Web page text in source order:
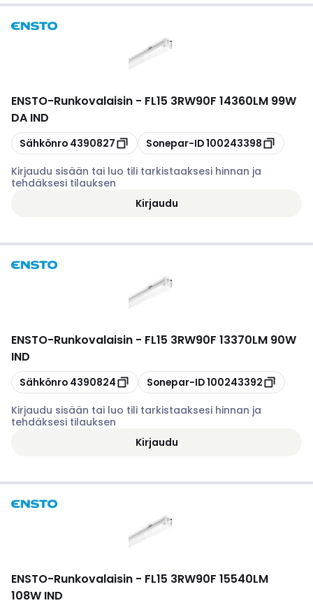
ENSTO-Runkovalaisin - FL15 3RW90F 14360LM 99W
DA IND
Kopioi
Sähkönro 4390827 Kopioi
Sonepar-ID100243398
Kirjaudu sisään tai luo tili tarkistaaksesi hinnan ja
tehdäksesi tilauksen
Kirjaudu
ENSTO-Runkovalaisin - FL15 3RW90F 13370LM 90W
IND
Kopioi
Sähkönro 4390824 Kopioi
Sonepar-ID100243392
Kirjaudu sisään tai luo tili tarkistaaksesi hinnan ja
tehdäksesi tilauksen
Kirjaudu
ENSTO-Runkovalaisin - FL15 3RW90F 15540LM
108W IND